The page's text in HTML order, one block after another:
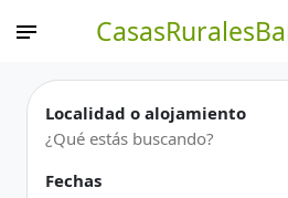
Localidad o alojamiento
Fechas